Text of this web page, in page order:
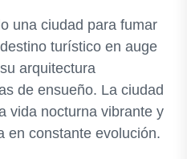
una ciudad para fumar
turístico en auge
arquitectura
de ensueño. La ciudad
vida nocturna vibrante y
en constante evolución.